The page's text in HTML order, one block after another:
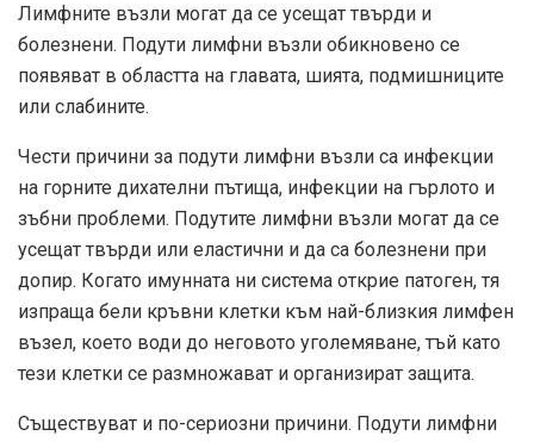
Лимфните възли могат да се усещат твърди и
болезнени. Подути лимфни възли обикновено се
появяват в областта на главата, шията, подмишниците
или слабините.
Чести причини за подути лимфни възли са инфекции
на горните дихателни пътища, инфекции на гърлото и
зъбни проблеми. Подутите лимфни възли могат да се
усещат твърди или еластични и да са болезнени при
допир. Когато имунната ни система открие патоген, тя
изпраща бели кръвни клетки към най-близкия лимфен
възел, което води до неговото уголемяване, тъй като
тези клетки се размножават и организират защита.
Съществуват и по-сериозни причини. Подути лимфни